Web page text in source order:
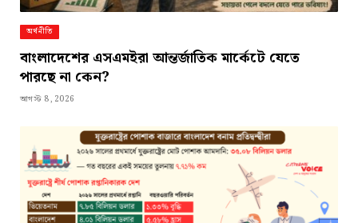
অর্থনীতি
বাংলাদেশের এসএমইরা আন্তর্জাতিক মার্কেটে যেতে
পারছে না কেন?
আগস্ট 8, 2026